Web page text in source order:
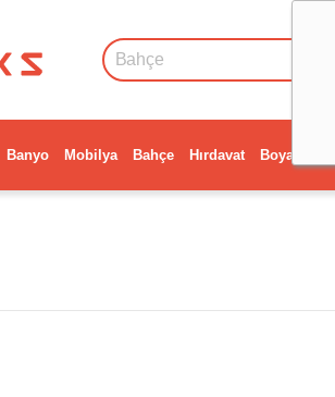
Banyo Mobilya Bahçe Hırdavat Boya